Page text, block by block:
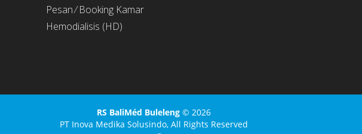
Pesan ⁄ Booking Kamar
Hemodialisis (HD)
RS BaliMéd Buleleng © 2026
PT Inova Medika Solusindo,All Rights Reserved